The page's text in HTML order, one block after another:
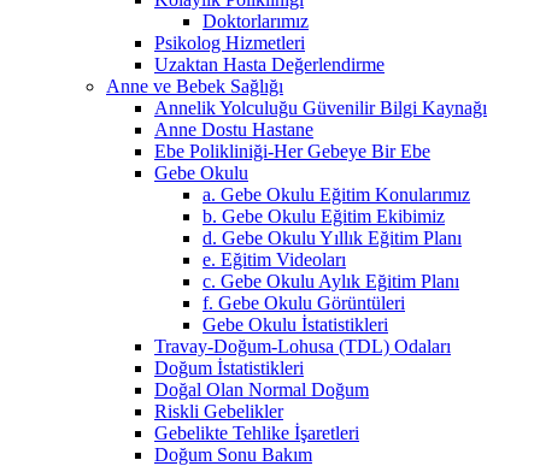
Doktorlarımız
Psikolog Hizmetleri
Uzaktan Hasta Değerlendirme
Anne ve Bebek Sağlığı
Annelik Yolculuğu Güvenilir Bilgi Kaynağı
Anne Dostu Hastane
Ebe Polikliniği-Her Gebeye Bir Ebe
Gebe Okulu
a. Gebe Okulu Eğitim Konularımız
b. Gebe Okulu Eğitim Ekibimiz
d. Gebe Okulu Yıllık Eğitim Planı
e. Eğitim Videoları
c. Gebe Okulu Aylık Eğitim Planı
f. Gebe Okulu Görüntüleri
Gebe Okulu İstatistikleri
Travay-Doğum-Lohusa (TDL) Odaları
Doğum İstatistikleri
Doğal Olan Normal Doğum
Riskli Gebelikler
Gebelikte Tehlike İşaretleri
Doğum Sonu Bakım